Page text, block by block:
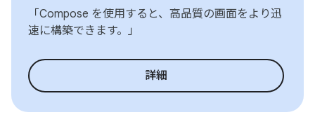
「Compose を使用すると、高品質の画面をより迅
速に構築できます。」
詳細